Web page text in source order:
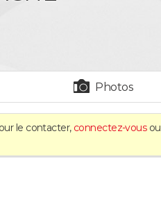
Photos
le contacter, connectez-vousou